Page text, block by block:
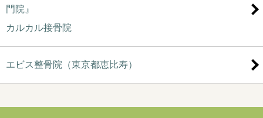
門院』
カルカル接骨院
エビス整骨院（東京都恵比寿）